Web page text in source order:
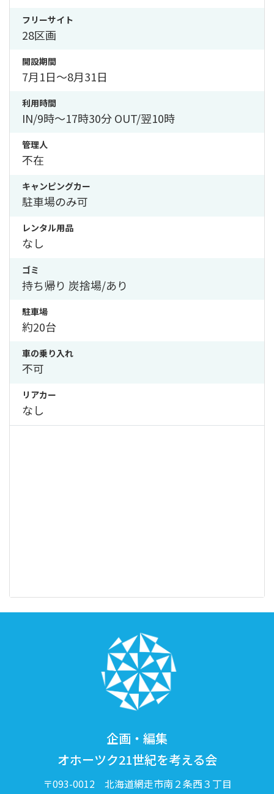
フリーサイト
28区画
開設期間
7月1日〜8月31日
利用時間
IN/9時〜17時30分 OUT/翌10時
管理人
不在
キャンピングカー
駐車場のみ可
レンタル用品
なし
ゴミ
持ち帰り 炭捨場/あり
駐車場
約20台
車の乗り入れ
不可
リアカー
なし
企画・編集
オホーツク21世紀を考える会
〒093-0012 北海道網走市南２条西３丁目